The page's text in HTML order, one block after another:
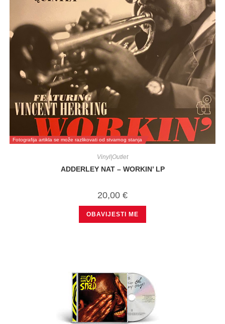
Fotografija artikla se može razlikovati od stvarnog stanja
Vinyl|Outlet
ADDERLEY NAT – WORKIN’ LP
20,00 €
OBAVIJESTI ME